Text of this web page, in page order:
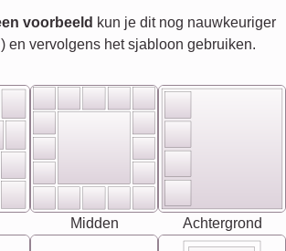
voorbeeld kun je dit nog nauwkeuriger
en vervolgens het sjabloon gebruiken.
Midden Achtergrond